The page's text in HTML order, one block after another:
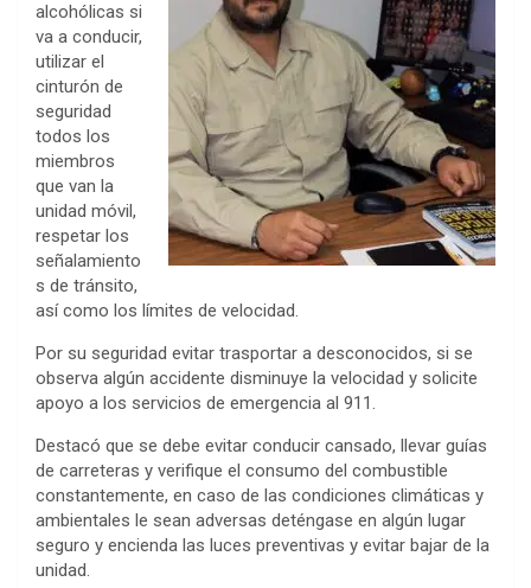
alcohólicas si
va a conducir,
utilizar el
cinturón de
seguridad
todos los
miembros
que van la
unidad móvil,
respetar los
señalamiento
s de tránsito,
así como los límites de velocidad.
Por su seguridad evitar trasportar a desconocidos, si se
observa algún accidente disminuye la velocidad y solicite
apoyo a los servicios de emergencia al 911.
Destacó que se debe evitar conducir cansado, llevar guías
de carreteras y verifique el consumo del combustible
constantemente, en caso de las condiciones climáticas y
ambientales le sean adversas deténgase en algún lugar
seguro y encienda las luces preventivas y evitar bajar de la
unidad.